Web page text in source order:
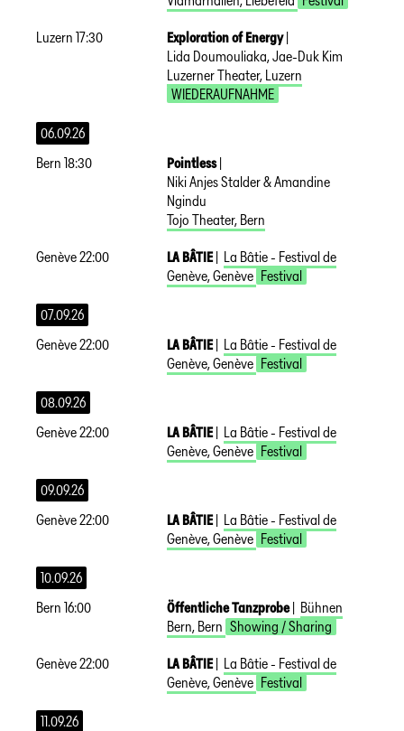
Luzern 17:30 Exploration of Energy |
Lida Doumouliaka, Jae-Duk Kim
Luzerner Theater, Luzern
WIEDERAUFNAHME
06.09.26
Bern 18:30 Pointless |
Niki Anjes Stalder & Amandine
Ngindu
Tojo Theater, Bern
Genève22:00 LA BÂTIE| La Bâtie - Festival de
Genève,Genève Festival
07.09.26
Genève22:00 LA BÂTIE| La Bâtie - Festival de
Genève,Genève Festival
08.09.26
Genève22:00 LA BÂTIE| La Bâtie - Festival de
Genève,Genève Festival
09.09.26
Genève22:00 LA BÂTIE| La Bâtie - Festival de
Genève,Genève Festival
10.09.26
Bern 16:00 Öffentliche Tanzprobe | Bühnen
Bern, Bern Showing / Sharing
Genève22:00 LA BÂTIE| La Bâtie - Festival de
Genève,Genève Festival
11.09.26